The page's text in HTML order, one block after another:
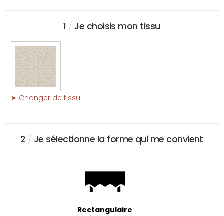
1 / Je choisis mon tissu
➤ Changer de tissu
2 / Je sélectionne la forme qui me convient
Rectangulaire